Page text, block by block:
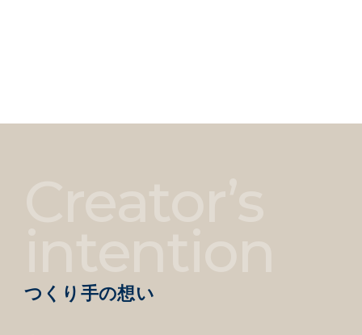
つくり手の想い